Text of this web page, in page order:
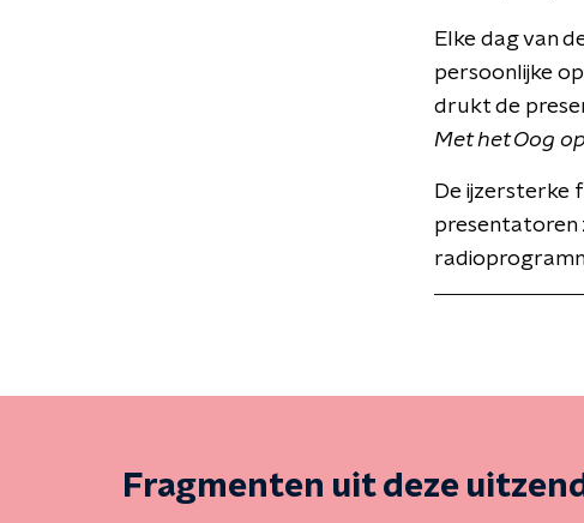
Elke dag van
persoonlijke
drukt de
Met het Oog
De ijzersterke
presentatoren
Fragmenten uit deze